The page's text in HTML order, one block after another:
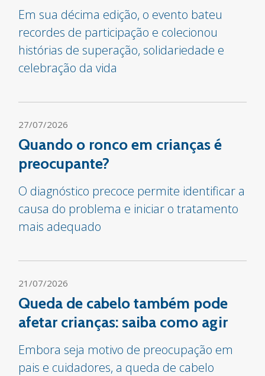
Em sua décima edição, o evento bateu
recordes de participação e colecionou
histórias de superação, solidariedade e
celebração da vida
27/07/2026
Quando o ronco em crianças é
preocupante?
O diagnóstico precoce permite identificar a
causa do problema e iniciar o tratamento
mais adequado
21/07/2026
Queda de cabelo também pode
afetar crianças: saiba como agir
Embora seja motivo de preocupação em
pais e cuidadores, a queda de cabelo